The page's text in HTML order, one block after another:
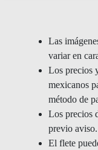
Las
variar en
Los precios
mexicanos
método de
Los precios
previo aviso.
El flete